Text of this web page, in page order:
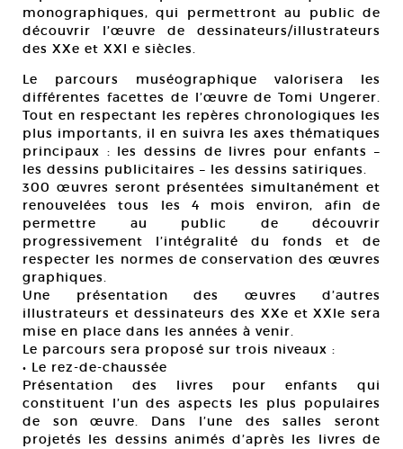
monographiques, qui permettront au public de
découvrir l’œuvre de dessinateurs/illustrateurs
des XXe et XXI e siècles.
Le parcours muséographique valorisera les
différentes facettes de l’œuvre de Tomi Ungerer.
Tout en respectant les repères chronologiques les
plus importants, il en suivra les axes thématiques
principaux : les dessins de livres pour enfants –
les dessins publicitaires – les dessins satiriques.
300 œuvres seront présentées simultanément et
renouvelées tous les 4 mois environ, afin de
permettre au public de découvrir
progressivement l’intégralité du fonds et de
respecter les normes de conservation des œuvres
graphiques.
Une présentation des œuvres d’autres
illustrateurs et dessinateurs des XXe et XXIe sera
mise en place dans les années à venir.
Le parcours sera proposé sur trois niveaux :
• Le rez-de-chaussée
Présentation des livres pour enfants qui
constituent l’un des aspects les plus populaires
de son œuvre. Dans l’une des salles seront
projetés les dessins animés d’après les livres de